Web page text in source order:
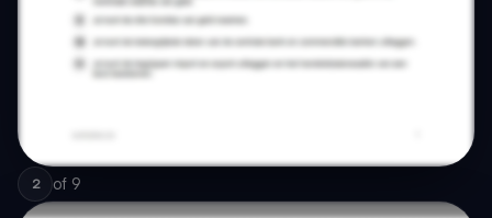
2 of 9